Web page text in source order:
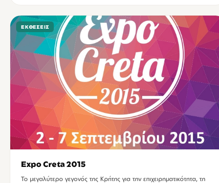
ΕΚΘΈΣΕΙΣ
Expo Creta 2015
Το μεγαλύτερο γεγονός της Κρήτης για την επιχειρηματικότητα, τη